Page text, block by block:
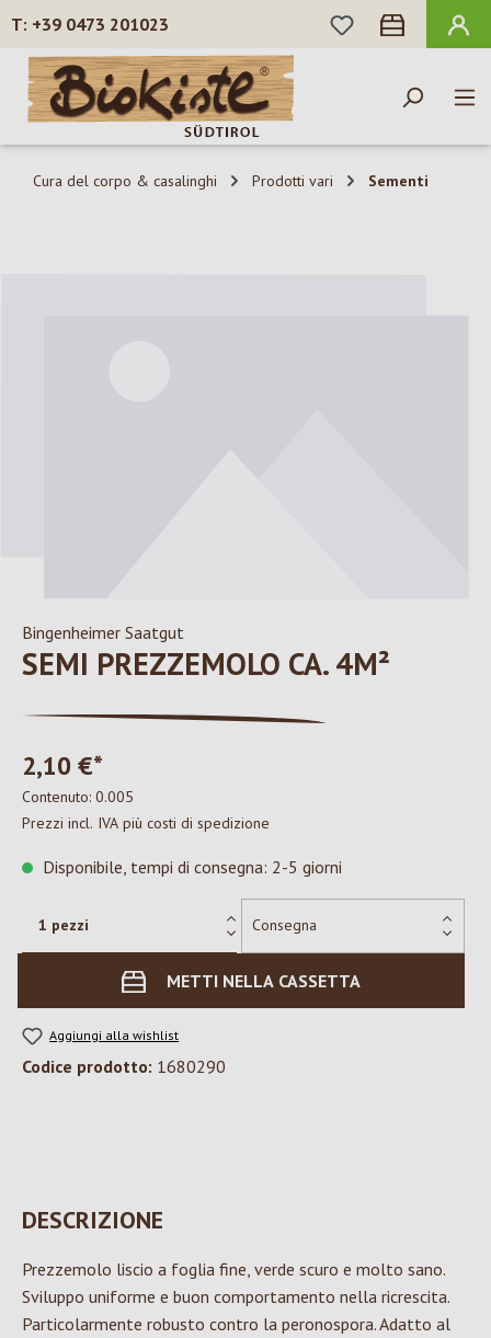
Passa al contenuto principale
+39 0473 201023
HAI 0 ARTICOLI
Cura del corpo & casalinghi Prodotti vari Sementi
Bingenheimer Saatgut
SEMI PREZZEMOLO CA. 4M²
2,10 €*
Contenuto: 0.005
Prezzi incl. IVA più costi di spedizione
Disponibile, tempi di consegna: 2-5 giorni
METTI NELLA CASSETTA
Aggiungi alla wishlist
Codice prodotto: 1680290
DESCRIZIONE
Prezzemolo liscio a foglia fine, verde scuro e molto sano.
Sviluppo uniforme e buon comportamento nella ricrescita.
Particolarmente robusto contro la peronospora. Adatto al